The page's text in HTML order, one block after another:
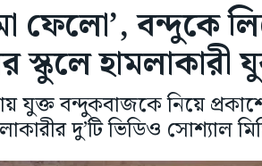
ফেলো’, বন্দুকে
স্কুলে হামলাকারী
যুক্ত বন্দুকবাজকে নিয়ে
দু’টি ভিডিও সোশ্যাল